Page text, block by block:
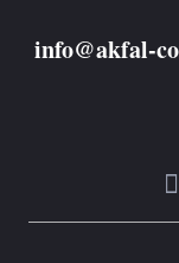
info@akfal-